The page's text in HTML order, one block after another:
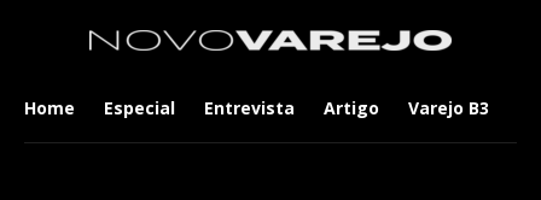
Home Especial Entrevista Artigo Varejo B3